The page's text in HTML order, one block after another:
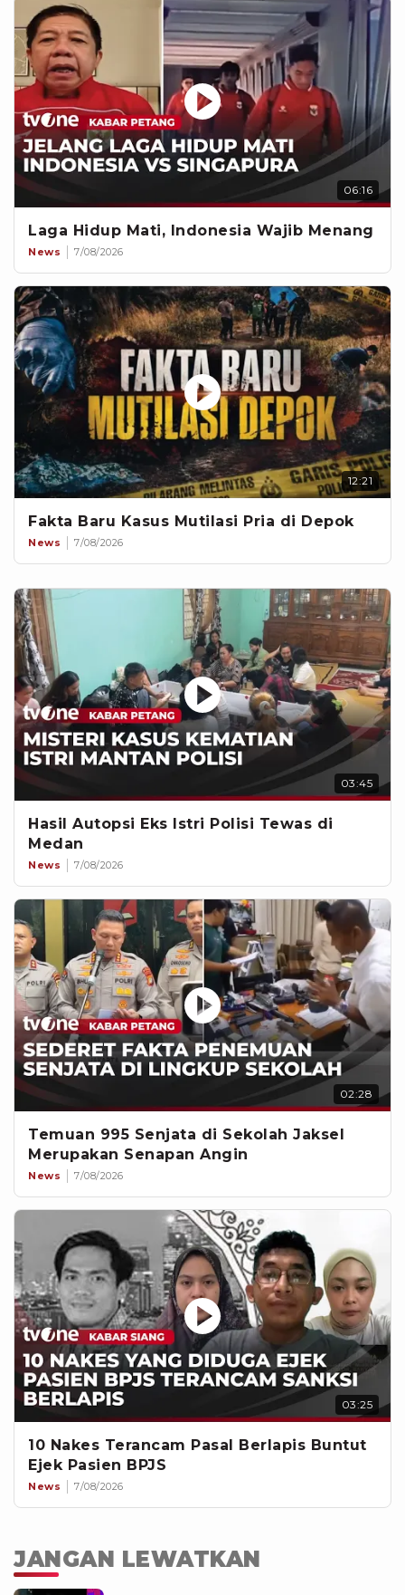
06:16
Laga Hidup Mati, Indonesia Wajib Menang
News 7/08/2026
12:21
Fakta Baru Kasus Mutilasi Pria di Depok
News 7/08/2026
03:45
Hasil Autopsi Eks Istri Polisi Tewas di
Medan
News 7/08/2026
02:28
Temuan 995 Senjata di Sekolah Jaksel
Merupakan Senapan Angin
News 7/08/2026
03:25
10 Nakes Terancam Pasal Berlapis Buntut
Ejek Pasien BPJS
News 7/08/2026
JANGAN LEWATKAN